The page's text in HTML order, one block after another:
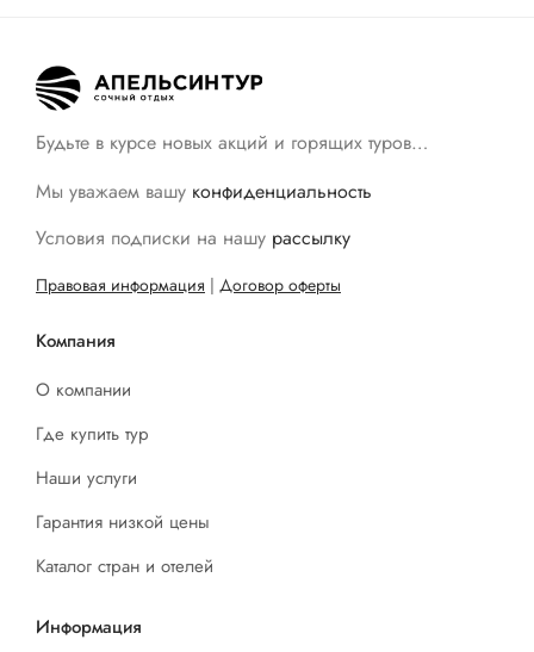
Будьте в курсе новых акций и горящих туров…
Мы уважаем вашу конфиденциальность
Условия подписки на нашу рассылку
Правовая информация | Договор оферты
Компания
О компании
Где купить тур
Наши услуги
Гарантия низкой цены
Каталог стран и отелей
Информация